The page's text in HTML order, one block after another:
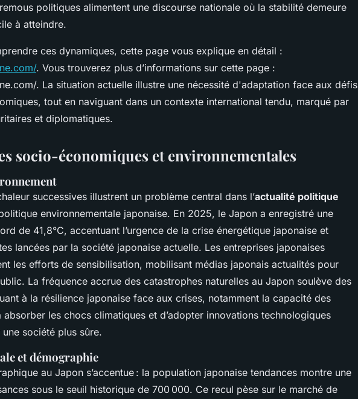
politiques alimentent une discourse nationale où la stabilité demeure
à atteindre.
ces dynamiques, cette page vous explique en détail :
. Vous trouverez plus d’informations sur cette page :
. La situation actuelle illustre une nécessité d'adaptation face aux défis
tout en naviguant dans un contexte international tendu, marqué par
et diplomatiques.
socio-économiques et environnementales
successives illustrent un problème central dans l’actualité politique
environnementale japonaise. En 2025, le Japon a enregistré une
de 41,8°C, accentuant l’urgence de la crise énergétique japonaise et
lancées par la société japonaise actuelle. Les entreprises japonaises
les efforts de sensibilisation, mobilisant médias japonais actualités pour
La fréquence accrue des catastrophes naturelles au Japon soulève des
à la résilience japonaise face aux crises, notamment la capacité des
absorber les chocs climatiques et d’adopter innovations technologiques
société plus sûre.
et démographie
au Japon s’accentue : la population japonaise tendances montre une
sous le seuil historique de 700 000. Ce recul pèse sur le marché de